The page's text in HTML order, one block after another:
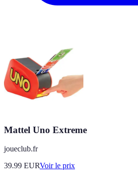
Mattel Uno Extreme
joueclub.fr
39.99 EURVoir le prix